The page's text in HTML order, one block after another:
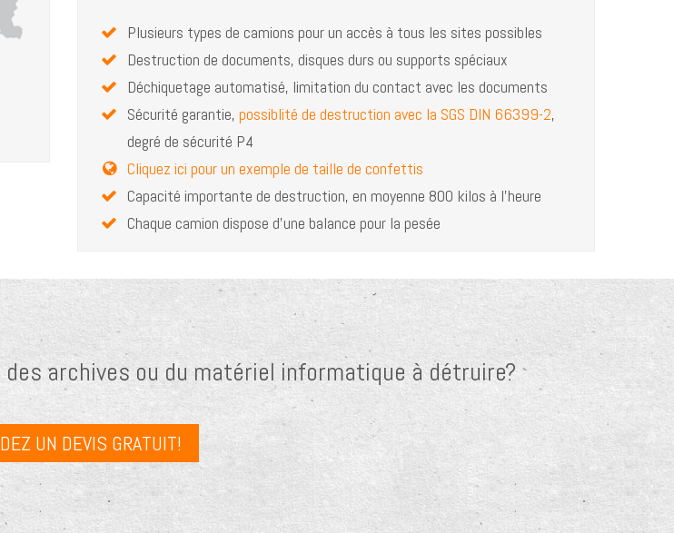
Plusieurs types de camions pour un accès à tous les sites possibles
Destruction de documents, disques durs ou supports spéciaux
Déchiquetage automatisé, limitation du contact avec les documents
Sécurité garantie, possiblité de destruction avec la SGS DIN 66399-2,
degré de sécurité P4
Cliquez ici pour un exemple de taille de confettis
Capacité importante de destruction, en moyenne 800 kilos à l’heure
Chaque camion dispose d'une balance pour la pesée
archives ou du matériel informatique à détruire?
UN DEVIS GRATUIT!